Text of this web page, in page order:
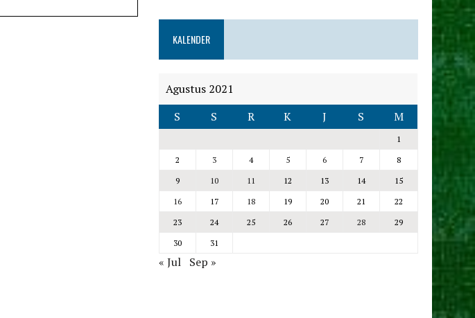
KALENDER
Agustus 2021
S
S R K J S M
1
2
3 4 5 6 7
8
9
10 11 12 13 14
15
16
17 18 19 20 21
22
23
24 25 26 27 28
29
30
31
« Jul Sep »